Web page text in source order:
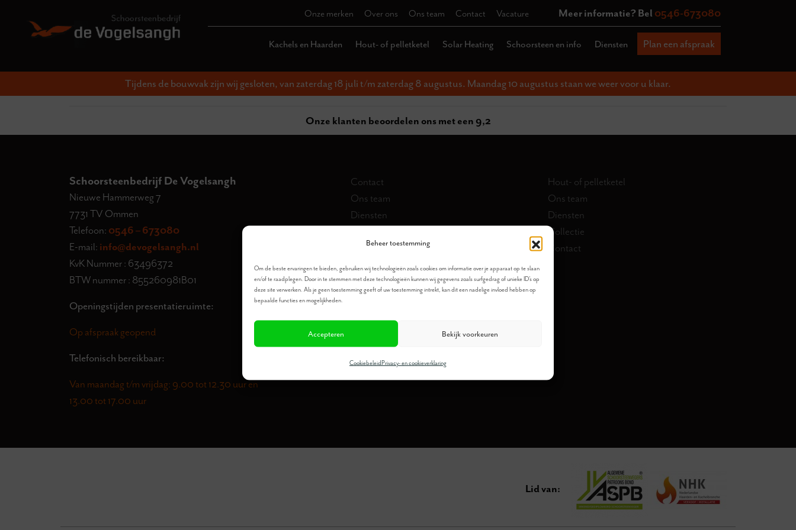
Beheer toestemming
Om de beste ervaringen te bieden, gebruiken wij technologieën zoals cookies om informatie over je apparaat op te slaan
en/of te raadplegen. Door in te stemmen met deze technologieën kunnen wij gegevens zoals surfgedrag of unieke ID's op
deze site verwerken. Als je geen toestemming geeft of uw toestemming intrekt, kan dit een nadelige invloed hebben op
bepaalde functies en mogelijkheden.
Accepteren Bekijk voorkeuren
CookiebeleidPrivacy- en cookieverklaring
Tijdens de bouwvak zijn wij gesloten, van zaterdag 18 juli t/m zaterdag 8 augustus. Maandag 10 augustus staan we weer voor u klaar.
Meer informatie? Bel 0546-673080
Onze merken Over ons Ons team Contact Vacature
Plan een afspraak
Kachels en Haarden Hout- of pelletketel Solar Heating Schoorsteen en info Diensten
Onze klanten beoordelen ons met een 9,2
Schoorsteenbedrijf De Vogelsangh
Nieuwe Hammerweg 7
7731 TV Ommen
Telefoon: 0546 – 673080
E-mail: info@devogelsangh.nl
KvK Nummer : 63496372
BTW nummer : 855260981B01
Openingstijden presentatieruimte:
Op afspraak geopend
Telefonisch bereikbaar:
Van maandag t/m vrijdag: 9.00 tot 12.30 uur en
13.00 tot 17.00 uur
Contact
Ons team
Diensten
Schoorsteen
Hout- of pelletketel
Ons team
Diensten
Collectie
Contact
Meer informatie?
Lid van: